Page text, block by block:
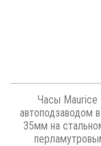
Часы Maurice
автоподзаводом
35мм на